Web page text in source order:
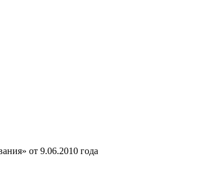
от 9.06.2010 года